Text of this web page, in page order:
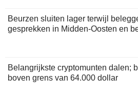
Beurzen sluiten lager terwijl
gesprekken in Midden-Oosten en
Belangrijkste cryptomunten dalen;
boven grens van 64.000 dollar